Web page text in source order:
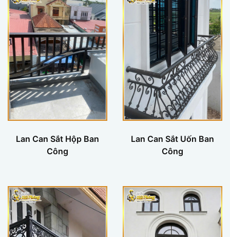
Lan Can Sắt Hộp Ban
Công
Lan Can Sắt Uốn Ban
Công